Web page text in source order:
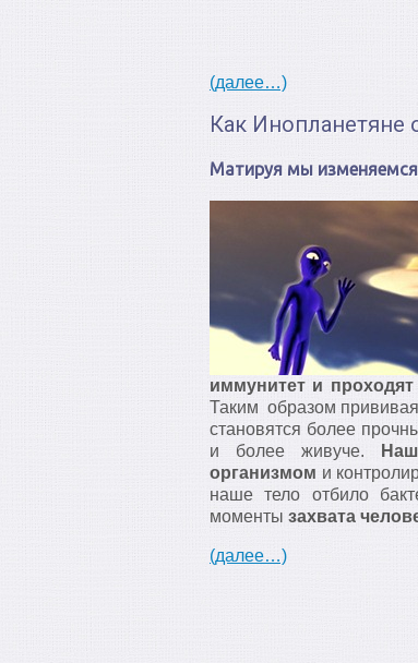
(далее…)
Как
Матируя мы
иммунитет и
Таким образом
становятся более
и более живуче.
организмом и
наше тело отбило
моменты захвата
(далее…)